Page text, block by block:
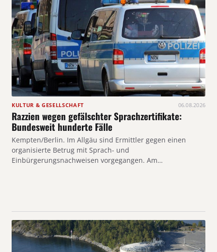
KULTUR & GESELLSCHAFT 06.08.2026
Razzien wegen gefälschter Sprachzertifikate:
Bundesweit hunderte Fälle
Kempten/Berlin. Im Allgäu sind Ermittler gegen einen
organisierte Betrug mit Sprach- und
Einbürgerungsnachweisen vorgegangen. Am…